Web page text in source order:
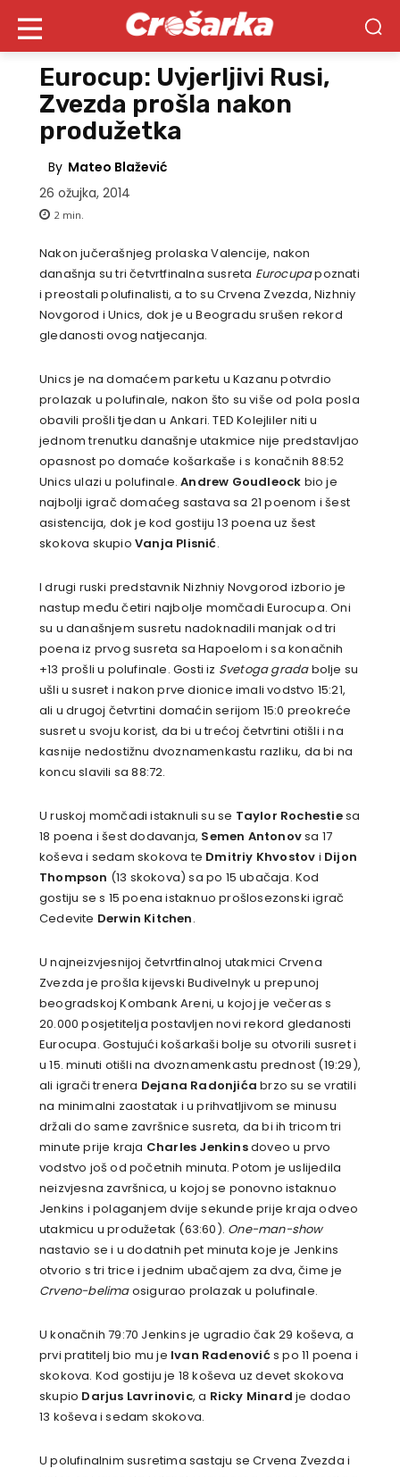
Eurocup: Uvjerljivi Rusi,
Zvezda prošla nakon
produžetka
By Mateo Blažević
26 ožujka, 2014
2 min.
Nakon jučerašnjeg prolaska Valencije, nakon
današnja su tri četvrtfinalna susreta Eurocupapoznati
i preostali polufinalisti, a to su Crvena Zvezda, Nizhniy
Novgorod i Unics, dok je u Beogradu srušen rekord
gledanosti ovog natjecanja.
Unics je na domaćem parketu u Kazanu potvrdio
prolazak u polufinale, nakon što su više od pola posla
obavili prošli tjedan u Ankari. TED Kolejliler niti u
jednom trenutku današnje utakmice nije predstavljao
opasnost po domaće košarkaše i s konačnih 88:52
Unics ulazi u polufinale.Andrew Goudleock bio je
najbolji igrač domaćeg sastava sa 21 poenom i šest
asistencija, dok je kod gostiju 13 poena uz šest
skokova skupio Vanja Plisnić.
I drugi ruski predstavnik Nizhniy Novgorod izborio je
nastup među četiri najbolje momčadi Eurocupa. Oni
su u današnjem susretu nadoknadili manjak od tri
poena iz prvog susreta sa Hapoelom i sa konačnih
+13 prošli u polufinale. Gosti iz Svetoga gradabolje su
ušli u susret i nakon prve dionice imali vodstvo 15:21,
ali u drugoj četvrtini domaćin serijom 15:0 preokreće
susret u svoju korist, da bi u trećoj četvrtini otišli i na
kasnije nedostižnu dvoznamenkastu razliku, da bi na
koncu slavili sa 88:72.
U ruskoj momčadi istaknuli su se Taylor Rochestiesa
18 poena i šest dodavanja, Semen Antonovsa 17
koševa i sedam skokova te Dmitriy Khvostov i Dijon
Thompson (13 skokova) sa po 15 ubačaja. Kod
gostiju se s 15 poena istaknuo prošlosezonski igrač
Cedevite Derwin Kitchen.
U najneizvjesnijoj četvrtfinalnoj utakmici Crvena
Zvezda je prošla kijevski Budivelnyk u prepunoj
beogradskoj Kombank Areni, u kojoj je večeras s
20.000 posjetitelja postavljen novi rekord gledanosti
Eurocupa. Gostujući košarkaši bolje su otvorili susret i
u 15. minuti otišli na dvoznamenkastu prednost (19:29),
ali igrači trenera Dejana Radonjića brzo su se vratili
na minimalni zaostatak i u prihvatljivom se minusu
držali do same završnice susreta, da bi ih tricom tri
minute prije kraja Charles Jenkinsdoveo u prvo
vodstvo još od početnih minuta. Potom je uslijedila
neizvjesna završnica, u kojoj se ponovno istaknuo
Jenkins i polaganjem dvije sekunde prije kraja odveo
utakmicu u produžetak (63:60). One-man-show
nastavio se i u dodatnih pet minuta koje je Jenkins
otvorio s tri trice i jednim ubačajem za dva, čime je
Crveno-belimaosigurao prolazak u polufinale.
U konačnih 79:70 Jenkins je ugradio čak 29 koševa, a
prvi pratitelj bio mu je Ivan Radenovićs po 11 poena i
skokova. Kod gostiju je 18 koševa uz devet skokova
skupio Darjus Lavrinovic, a Ricky Minard je dodao
13 koševa i sedam skokova.
U polufinalnim susretima sastaju se Crvena Zvezda i